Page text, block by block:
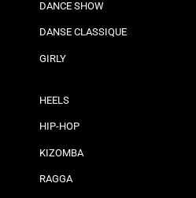
DANCE SHOW
DANSE CLASSIQUE
GIRLY
HEELS
HIP-HOP
KIZOMBA
RAGGA